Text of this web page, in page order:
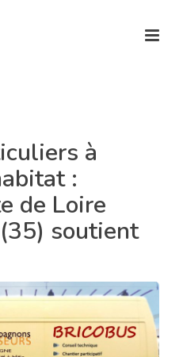
à
:
de Loire
soutient